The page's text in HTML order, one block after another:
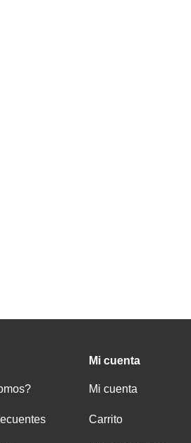
Mi cuenta
Mi cuenta
Carrito